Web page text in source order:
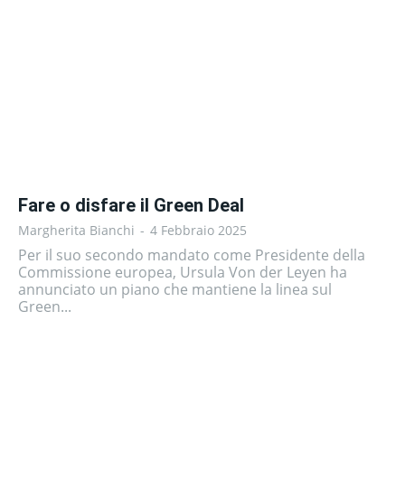
Fare o disfare il Green Deal
Margherita Bianchi - 4 Febbraio 2025
Per il suo secondo mandato come Presidente della
Commissione europea, Ursula Von der Leyen ha
annunciato un piano che mantiene la linea sul
Green...